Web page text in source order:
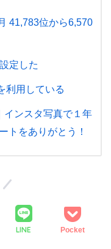
41,783位から6,570
定した
利用している
インスタ写真で１年
トをありがとう！
LINE Pocket